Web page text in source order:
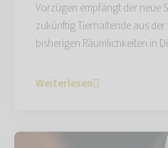
Vorzügen empfängt der neue
zukünftig Tierhaltende aus
bisherigen Räumlichkeiten in
Weiterlesen